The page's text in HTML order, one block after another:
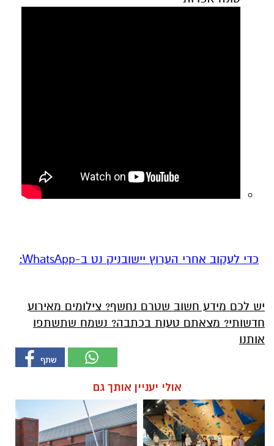
‏כדי לעקוב אחרי הערוץ יישובניק נט ב-WhatsApp:‏‏‏
יש לכם מידע חשוב שטרם נחשף? צילומים מאירוע
חדשותי? מצאתם טעות בכתבה? נשמח שתשתפו
אותנו
אולי יעניין אותך גם